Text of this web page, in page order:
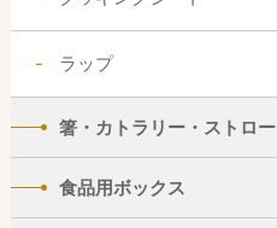
ラップ
箸・カトラリー・ストロー
食品用ボックス